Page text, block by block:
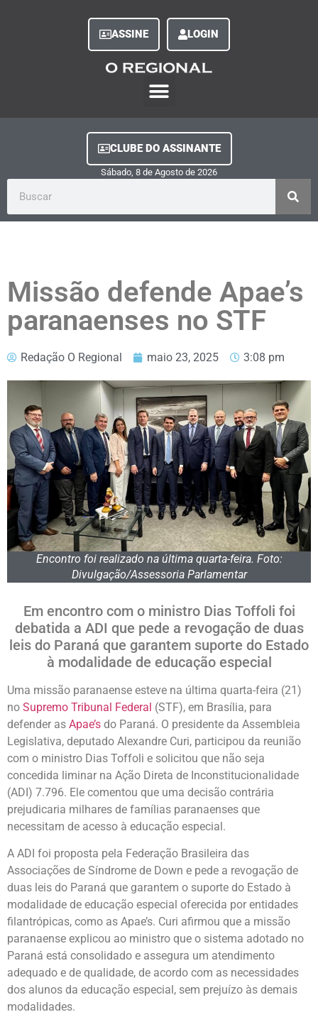
ASSINE LOGIN
CLUBE DO ASSINANTE
Sábado, 8 de Agosto de 2026
Missão defende Apae’s
paranaenses no STF
Redação O Regional maio 23, 2025 3:08 pm
Encontro foi realizado na última quarta-feira. Foto:
Divulgação/Assessoria Parlamentar
Em encontro com o ministro Dias Toffoli foi
debatida a ADI que pede a revogação de duas
leis do Paraná que garantem suporte do Estado
à modalidade de educação especial
Uma missão paranaense esteve na última quarta-feira (21)
no Supremo Tribunal Federal (STF), em Brasília, para
defender as Apae’s do Paraná. O presidente da Assembleia
Legislativa, deputado Alexandre Curi, participou da reunião
com o ministro Dias Toffoli e solicitou que não seja
concedida liminar na Ação Direta de Inconstitucionalidade
(ADI) 7.796. Ele comentou que uma decisão contrária
prejudicaria milhares de famílias paranaenses que
necessitam de acesso à educação especial.
A ADI foi proposta pela Federação Brasileira das
Associações de Síndrome de Down e pede a revogação de
duas leis do Paraná que garantem o suporte do Estado à
modalidade de educação especial oferecida por entidades
filantrópicas, como as Apae’s. Curi afirmou que a missão
paranaense explicou ao ministro que o sistema adotado no
Paraná está consolidado e assegura um atendimento
adequado e de qualidade, de acordo com as necessidades
dos alunos da educação especial, sem prejuízo às demais
modalidades.